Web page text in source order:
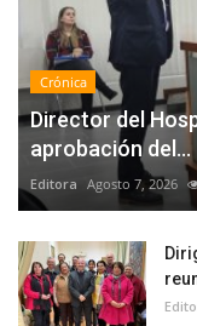
Crónica
Director del
aprobación del...
Editora Agosto 7, 2026